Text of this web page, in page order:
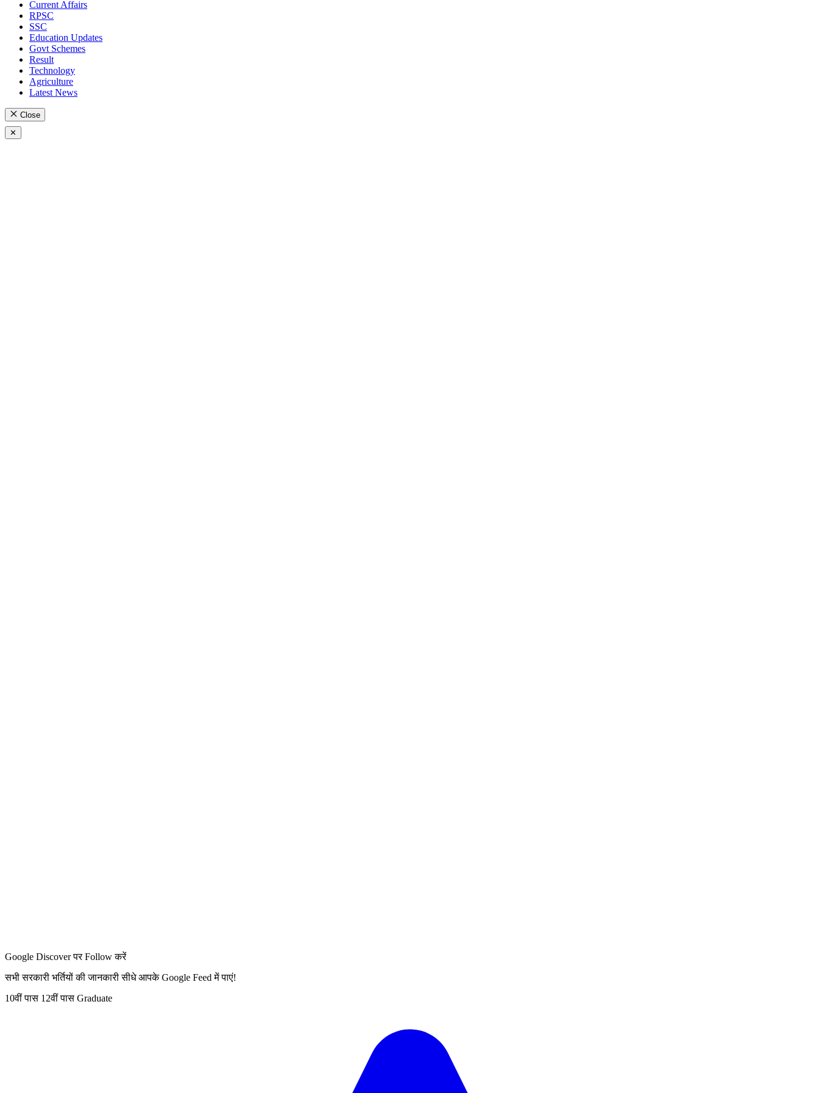
Current Affairs
RPSC
SSC
Education Updates
Govt Schemes
Result
Technology
Agriculture
Latest News
Close
✕
Google Discover पर Follow करें
सभी सरकारी भर्तियों की जानकारी सीधे आपके Google Feed में पाएं!
10वीं पास 12वीं पास Graduate